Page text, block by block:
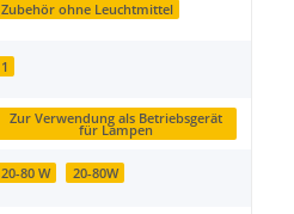
Zubehör ohne Leuchtmittel
1
Zur Verwendung als Betriebsgerät
für Lampen
20-80 W 20-80W